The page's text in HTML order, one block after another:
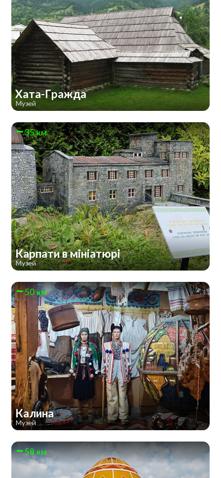
Хата-Гражда
Музей
35 км
Карпати в мініатюрі
Музей
50 км
Калина
Музей
58 км